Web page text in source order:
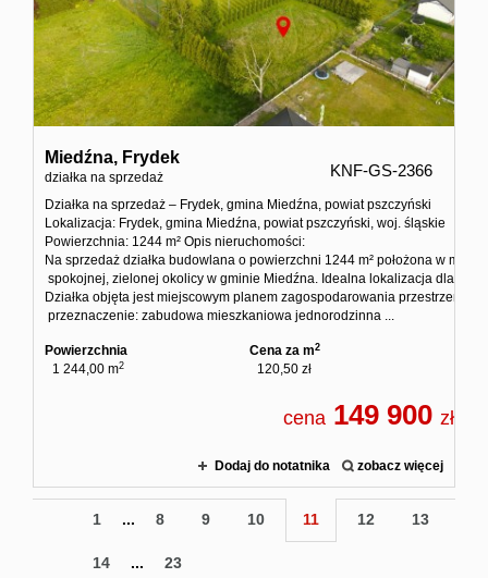
Miedźna, Frydek
działka na sprzedaż KNF-GS-2366
Działka na sprzedaż – Frydek, gmina Miedźna, powiat pszczyński
Lokalizacja: Frydek, gmina Miedźna, powiat pszczyński, woj. śląskie
Powierzchnia: 1244 m² Opis nieruchomości:
Na sprzedaż działka budowlana o powierzchni 1244 m² położona w
spokojnej, zielonej okolicy w gminie Miedźna. Idealna lokalizacja dla
Działka objęta jest miejscowym planem zagospodarowania
przeznaczenie: zabudowa mieszkaniowa jednorodzinna ...
Powierzchnia
1 244,00 m2
Cena za m2
120,50 zł
cena 149 900 zł
Dodaj do notatnika zobacz więcej
1 ... 8 9 10 11 12 13
14 ... 23